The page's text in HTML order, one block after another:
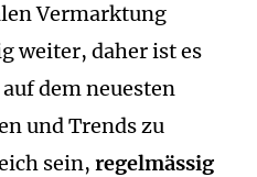
Vermarktung
weiter, daher ist es
dem neuesten
und Trends zu
sein, regelmässig